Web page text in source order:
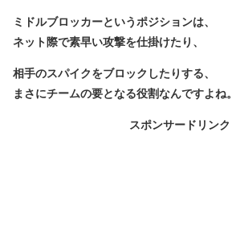
ミドルブロッカーというポジションは、
ネット際で素早い攻撃を仕掛けたり、
相手のスパイクをブロックしたりする、
まさにチームの要となる役割なんですよね。
スポンサードリンク